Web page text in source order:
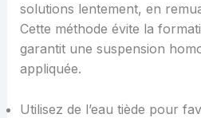
solutions lentement, en
Cette méthode évite la
garantit une suspension
appliquée.
Utilisez de l’eau tiède pour